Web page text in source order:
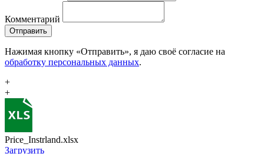
Комментарий
Отправить
Нажимая кнопку «Отправить», я даю своё согласие на
обработку персональных данных.
+
+
Price_Instrland.xlsx
Загрузить